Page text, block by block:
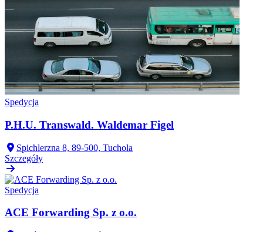
Spedycja
P.H.U. Transwald. Waldemar Figel
Spichlerzna 8, 89-500, Tuchola
Szczegóły
Spedycja
ACE Forwarding Sp. z o.o.